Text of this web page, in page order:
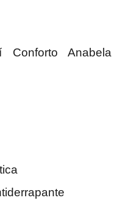
Conforto Anabela